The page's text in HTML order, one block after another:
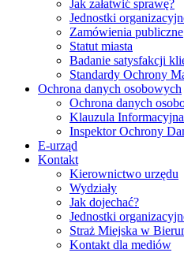
Jak załatwić sprawę?
Jednostki
Zamówienia publiczne
Statut miasta
Badanie satysfakcji
Standardy Ochrony
Ochrona danych osobowych
Ochrona danych
Klauzula
Inspektor Ochrony
E-urząd
Kontakt
Kierownictwo urzędu
Wydziały
Jak dojechać?
Jednostki
Straż Miejska w
Kontakt dla mediów